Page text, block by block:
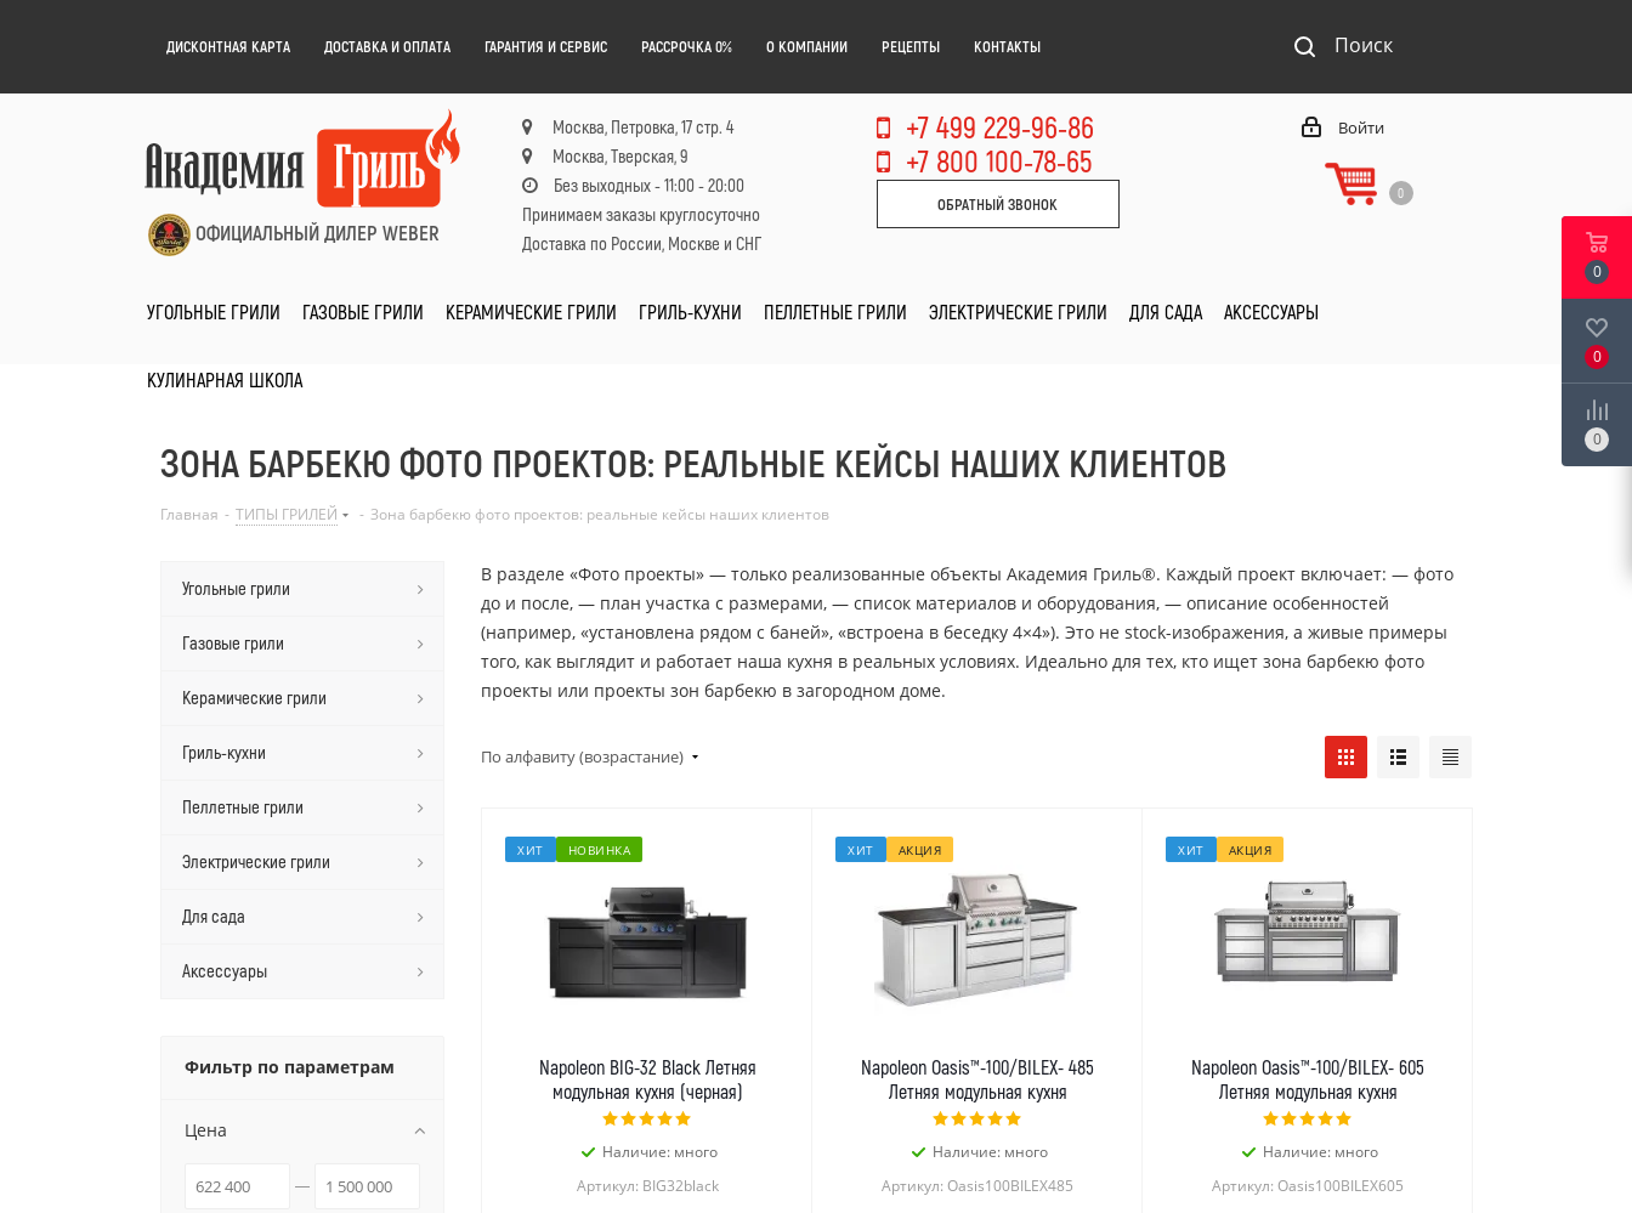
ДИСКОНТНАЯ КАРТА ДОСТАВКА И ОПЛАТА ГАРАНТИЯ И СЕРВИС РАССРОЧКА 0% О КОМПАНИИ РЕЦЕПТЫ КОНТАКТЫ Поиск
ОФИЦИАЛЬНЫЙ ДИЛЕР WEBER
Москва, Петровка, 17 стр. 4
Москва, Тверская, 9
Без выходных - 11:00 - 20:00
Принимаем заказы круглосуточно
Доставка по России, Москве и СНГ
+7 499 229-96-86
+7 800 100-78-65
ОБРАТНЫЙ ЗВОНОК
Войти
0
УГОЛЬНЫЕ ГРИЛИ ГАЗОВЫЕ ГРИЛИ КЕРАМИЧЕСКИЕ ГРИЛИ ГРИЛЬ-КУХНИ ПЕЛЛЕТНЫЕ ГРИЛИ ЭЛЕКТРИЧЕСКИЕ ГРИЛИ ДЛЯ САДА АКСЕССУАРЫ
КУЛИНАРНАЯ ШКОЛА
ЗОНА БАРБЕКЮ ФОТО ПРОЕКТОВ: РЕАЛЬНЫЕ КЕЙСЫ НАШИХ КЛИЕНТОВ
Главная - ТИПЫ ГРИЛЕЙ - Зона барбекю фото проектов: реальные кейсы наших клиентов
В разделе «Фото проекты» — только реализованные объекты Академия Гриль®. Каждый проект включает: — фото
до и после, — план участка с размерами, — список материалов и оборудования, — описание особенностей
(например, «установлена рядом с баней», «встроена в беседку 4×4»). Это не stock-изображения, а живые примеры
того, как выглядит и работает наша кухня в реальных условиях. Идеально для тех, кто ищет зона барбекю фото
проекты или проекты зон барбекю в загородном доме.
По алфавиту (возрастание)
ХИТ НОВИНКА
Napoleon BIG-32 Black Летняя
модульная кухня (черная)
Наличие: много
Артикул: BIG32black
ХИТ АКЦИЯ
Napoleon Oasis™-100/BILEX- 485
Летняя модульная кухня
Наличие: много
Артикул: Oasis100BILEX485
ХИТ АКЦИЯ
Napoleon Oasis™-100/BILEX- 605
Летняя модульная кухня
Наличие: много
Артикул: Oasis100BILEX605
Угольные грили
Газовые грили
Керамические грили
Гриль-кухни
Пеллетные грили
Электрические грили
Для сада
Аксессуары
Фильтр по параметрам
Цена
0
0
0